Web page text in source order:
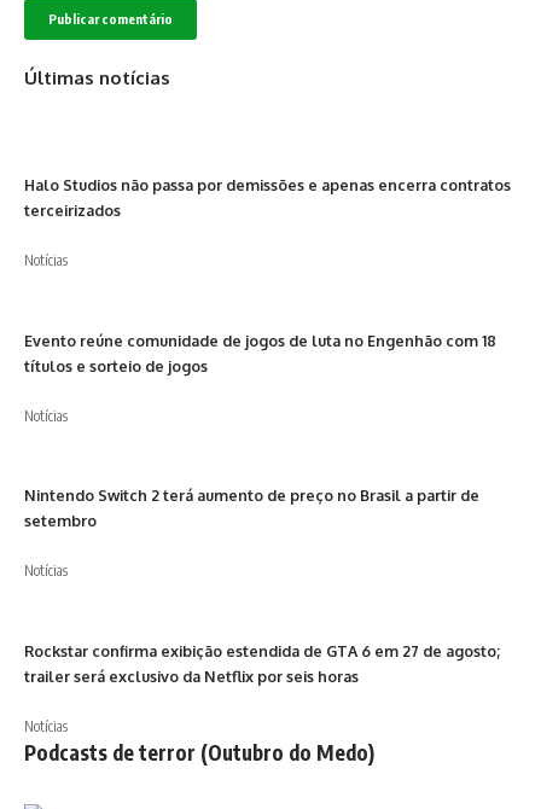
Últimas notícias
Halo Studios não passa por demissões e apenas encerra contratos
terceirizados
Notícias
Evento reúne comunidade de jogos de luta no Engenhão com 18
títulos e sorteio de jogos
Notícias
Nintendo Switch 2 terá aumento de preço no Brasil a partir de
setembro
Notícias
Rockstar confirma exibição estendida de GTA 6 em 27 de agosto;
trailer será exclusivo da Netflix por seis horas
Notícias
Podcasts de terror (Outubro do Medo)